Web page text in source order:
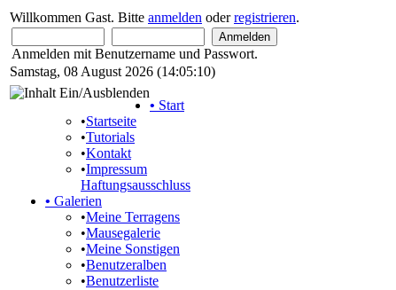
Willkommen Gast. Bitte anmelden oderregistrieren.
Anmelden mit Benutzername und Passwort.
Samstag, 08 August 2026 (14:05:10)
• Start
•Startseite
•Tutorials
•Kontakt
•Impressum
Haftungsausschluss
• Galerien
•Meine Terragens
•Mausegalerie
•Meine Sonstigen
•Benutzeralben
•Benutzerliste